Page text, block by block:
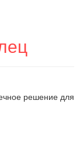
решение для